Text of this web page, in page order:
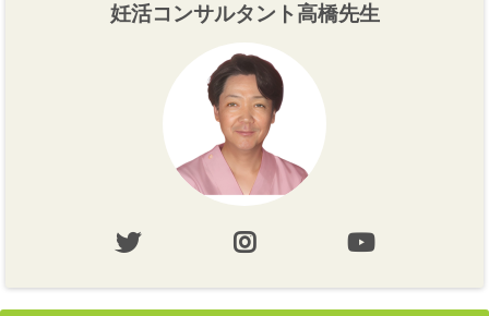
妊活コンサルタント高橋先生